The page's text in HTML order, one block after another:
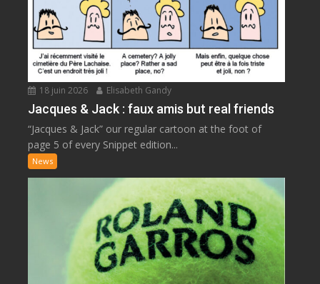
18 juin 2026 Elisabeth Gandy
Jacques & Jack : faux amis but real friends
“Jacques & Jack” our regular cartoon at the foot of
page 5 of every Snippet edition...
News